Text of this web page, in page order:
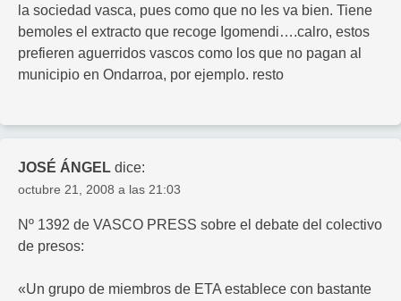
la sociedad vasca, pues como que no les va bien. Tiene
bemoles el extracto que recoge Igomendi….calro, estos
prefieren aguerridos vascos como los que no pagan al
municipio en Ondarroa, por ejemplo. resto
JOSÉ ÁNGEL dice:
octubre 21, 2008 a las 21:03
Nº 1392 de VASCO PRESS sobre el debate del colectivo
de presos:
«Un grupo de miembros de ETA establece con bastante